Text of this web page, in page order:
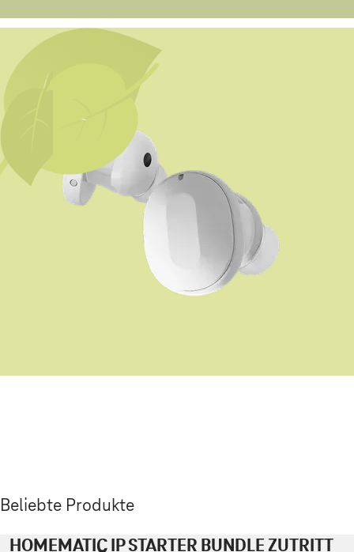
Beliebte Produkte
HOMEMATIC IP STARTER BUNDLE ZUTRITT